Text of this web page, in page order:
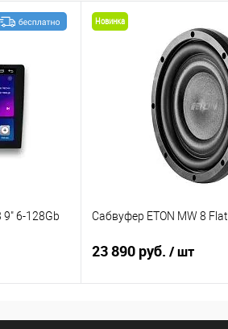
9" 6-128Gb
Новинка
Сабвуфер ETON MW 8 Flat
23 890 руб. / шт